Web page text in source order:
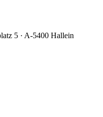
5 · A-5400 Hallein